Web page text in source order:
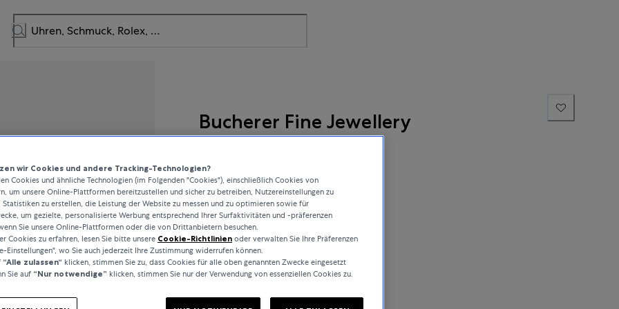
Bucherer Fine Jewellery
2.800 CHF
inkl. MwSt. / kostenloser Versand
wir Cookies und andere Tracking-Technologien?
Cookies und ähnliche Technologien (im Folgenden "Cookies"), einschließlich Cookies von
um unsere Online-Plattformen bereitzustellen und sicher zu betreiben, Nutzereinstellungen zu
Statistiken zu erstellen, die Leistung der Website zu messen und zu optimieren sowie für
um gezielte, personalisierte Werbung entsprechend Ihrer Surfaktivitäten und -präferenzen
Sie unsere Online-Plattformen oder die von Drittanbietern besuchen.
Cookies zu erfahren, lesen Sie bitte unsere Cookie-Richtlinien oder verwalten Sie Ihre Präferenzen
Einstellungen", wo Sie auch jederzeit Ihre Zustimmung widerrufen können.
“Alle zulassen“ klicken, stimmen Sie zu, dass Cookies für alle oben genannten Zwecke eingesetzt
Sie auf “Nur notwendige” klicken, stimmen Sie nur der Verwendung von essenziellen Cookies zu.